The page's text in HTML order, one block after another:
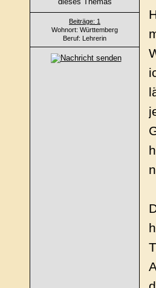
Beiträge: 1
Wohnort: Württemberg
Beruf: Lehrerin